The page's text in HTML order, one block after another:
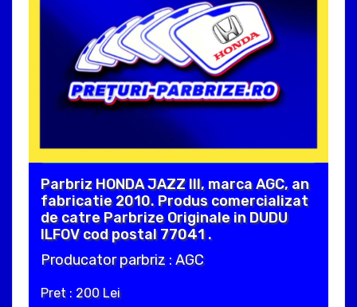
Parbriz HONDA JAZZ III, marca AGC, an
fabricatie 2010. Produs comercializat
de catre Parbrize Originale in DUDU
ILFOV cod postal 77041 .
Producator parbriz : AGC
Pret : 200 Lei